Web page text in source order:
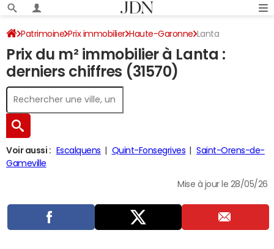
Patrimoine Prix immobilier Haute-Garonne Lanta
Prix du m² immobilier à Lanta :
derniers chiffres (31570)
Voir aussi : Escalquens Quint-Fonsegrives
Saint-Orens-de-
Gameville
Mise à jour le 28/05/26